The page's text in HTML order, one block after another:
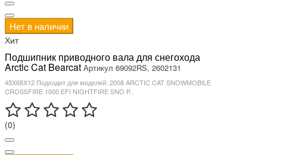
Нет в наличии
Хит
Подшипник приводного вала для снегохода
Arctic Cat Bearcat Артикул 69092RS, 2602131
45X68X12 Подходит для моделей: 2008 ARCTIC CAT SNOWMOBILE
CROSSFIRE 1000 EFI NIGHTFIRE SNO P..
(0)